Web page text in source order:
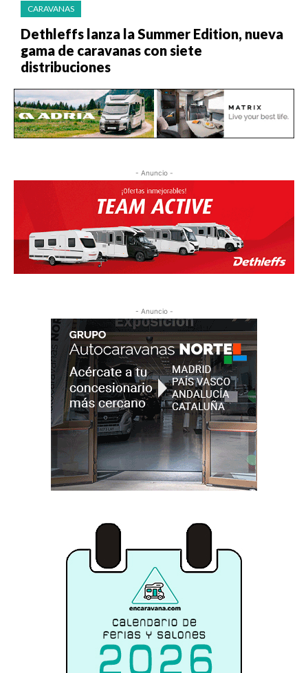
CARAVANAS
Dethleffs lanza la Summer Edition, nueva
gama de caravanas con siete
distribuciones
- Anuncio -
- Anuncio -